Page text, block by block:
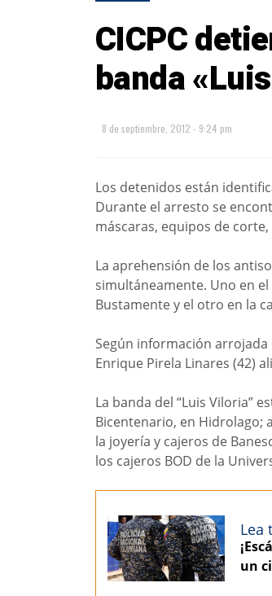
CICPC
banda
8 de septiembre, 2012 - 9:24 pm
Los detenidos están
Durante el arresto se
máscaras, equipos de
La aprehensión de los
simultáneamente. Uno en
Bustamente y el otro en la
Según información
Enrique Pirela Linares (42)
La banda del “Luis Viloria”
Bicentenario, en Hidrolago;
la joyería y cajeros de
los cajeros BOD de la
Lea
un